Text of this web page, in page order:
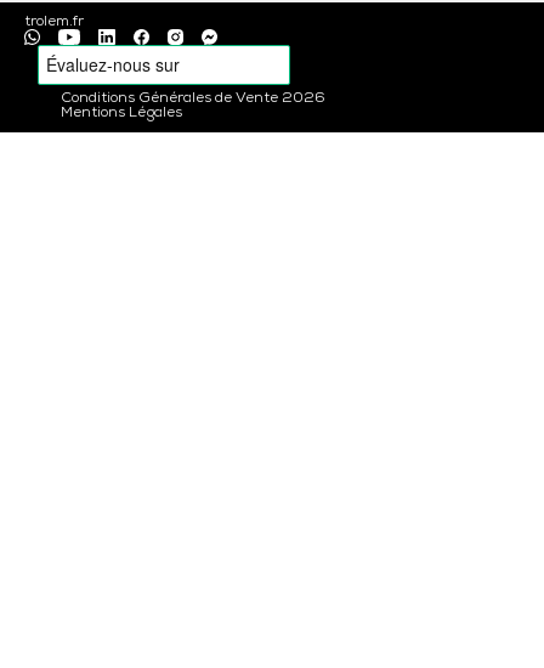
trolem.fr
Conditions Générales de Vente 2026
Mentions Légales